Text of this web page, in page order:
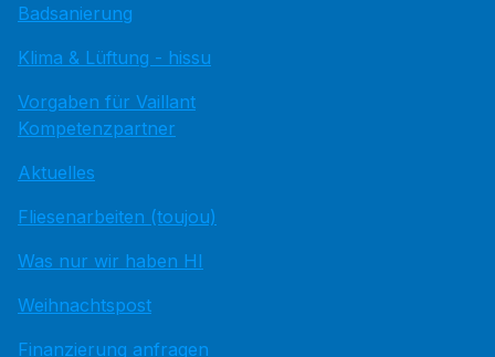
Badsanierung
Klima & Lüftung - hissu
Vorgaben für Vaillant
Kompetenzpartner
Aktuelles
Fliesenarbeiten (toujou)
Was nur wir haben HI
Weihnachtspost
Finanzierung anfragen